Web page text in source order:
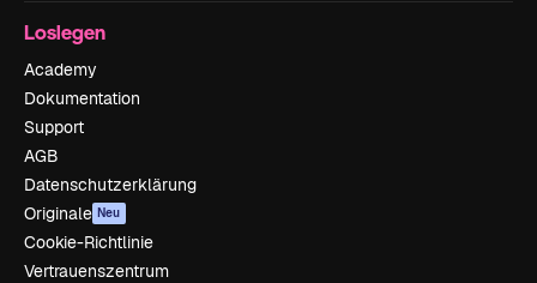
Loslegen
Academy
Dokumentation
Support
AGB
Datenschutzerklärung
Originale Neu
Cookie-Richtlinie
Vertrauenszentrum